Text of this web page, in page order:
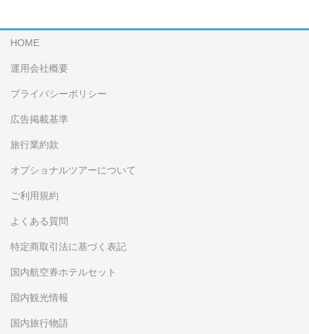
HOME
運用会社概要
プライバシーポリシー
広告掲載基準
旅行業約款
オプショナルツアーについて
ご利用規約
よくある質問
特定商取引法に基づく表記
国内航空券ホテルセット
国内観光情報
国内旅行物語